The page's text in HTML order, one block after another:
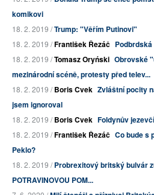
komikovi
18. 2. 2019 /Trump: "Věřím Putinovi"
18. 2. 2019 /František Řezáč
18. 2. 2019 /Tomasz Oryński Obrovské
mezinárodní scéně, protesty před telev...
18. 2. 2019 /Boris Cvek Zvláštní pocity
jsem ignoroval
18. 2. 2019 /Boris Cvek Foldynův
18. 2. 2019 /František Řezáč Co bude s
Peklo?
18. 2. 2019 /Probrexitový britský bulvár
POTRAVINOVOU POM...